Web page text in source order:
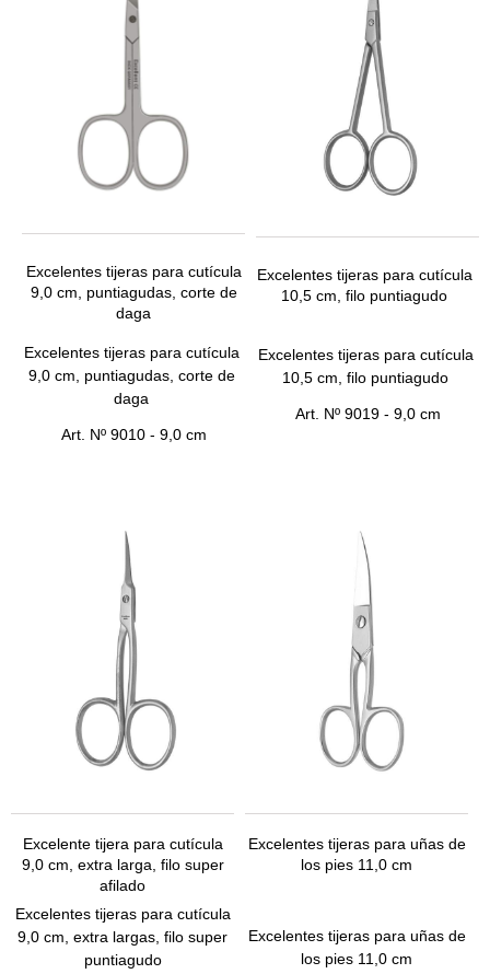
Excelentes tijeras para cutícula
9,0 cm, puntiagudas, corte de
daga
Excelentes tijeras para cutícula
9,0 cm, puntiagudas, corte de
daga
Art. Nº 9010 - 9,0 cm
Excelentes tijeras para cutícula
10,5 cm, filo puntiagudo
Excelentes tijeras para cutícula
10,5 cm, filo puntiagudo
Art. Nº 9019 - 9,0 cm
Excelente tijera para cutícula
9,0 cm, extra larga, filo super
afilado
Excelentes tijeras para cutícula
9,0 cm, extra largas, filo super
puntiagudo
Excelentes tijeras para uñas de
los pies 11,0 cm
Excelentes tijeras para uñas de
los pies 11,0 cm